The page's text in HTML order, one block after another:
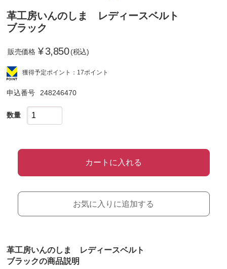
革工房いんのしま レディースベルト
ブラック
販売価格 ¥3,850 (税込)
獲得予定ポイント：17ポイント
申込番号 248246470
数量
カートに入れる
お気に入りに追加する
革工房いんのしま レディースベルト
ブラックの商品説明